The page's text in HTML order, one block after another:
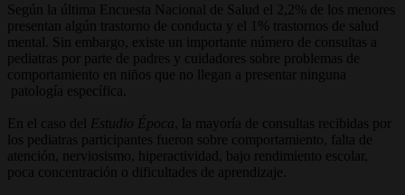
Según la última Encuesta Nacional de Salud el 2,2% de los menores
presentan algún trastorno de conducta y el 1% trastornos de salud
mental. Sin embargo, existe un importante número de consultas a
pediatras por parte de padres y cuidadores sobre problemas de
comportamiento en niños que no llegan a presentar ninguna
patología específica.
En el caso del Estudio Época , la mayoría de consultas recibidas por
los pediatras participantes fueron sobre comportamiento, falta de
atención, nerviosismo, hiperactividad, bajo rendimiento escolar,
poca concentración o dificultades de aprendizaje.